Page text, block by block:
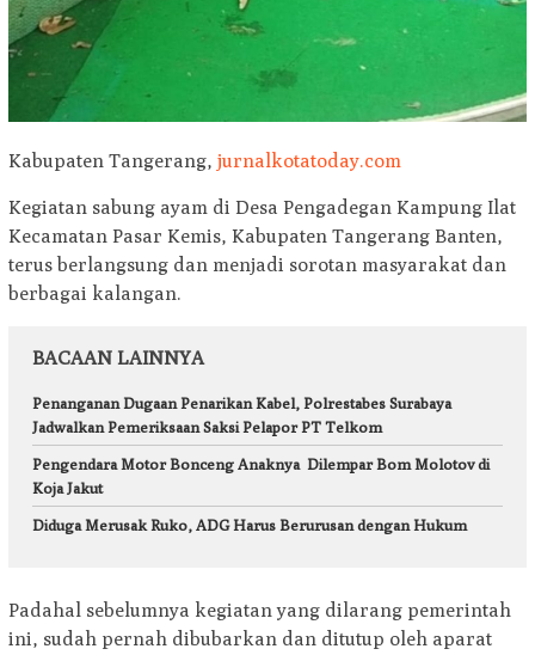
Kabupaten Tangerang, jurnalkotatoday.com
Kegiatan sabung ayam di Desa Pengadegan Kampung Ilat
Kecamatan Pasar Kemis, Kabupaten Tangerang Banten,
terus berlangsung dan menjadi sorotan masyarakat dan
berbagai kalangan.
BACAAN LAINNYA
Penanganan Dugaan Penarikan Kabel, Polrestabes Surabaya
Jadwalkan Pemeriksaan Saksi Pelapor PT Telkom
Pengendara Motor Bonceng Anaknya Dilempar Bom Molotov di
Koja Jakut
Diduga Merusak Ruko, ADG Harus Berurusan dengan Hukum
Padahal sebelumnya kegiatan yang dilarang pemerintah
ini, sudah pernah dibubarkan dan ditutup oleh aparat